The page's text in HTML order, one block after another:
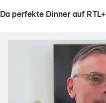
Da perfekte Dinner auf RTL+